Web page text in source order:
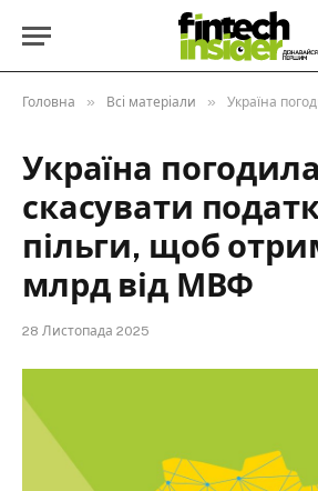
Головна » Всі матеріали » Україна погодилася
Україна
скасувати
пільги, щоб
млрд від МВФ
28 Листопада 2025